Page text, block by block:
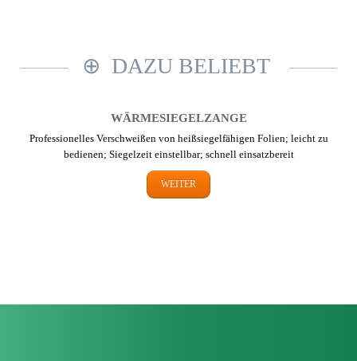
DAZU BELIEBT
WÄRME­SIEGEL­ZANGE
Professionelles Verschweißen von heißsiegelfähigen Folien; leicht zu
bedienen; Siegelzeit einstellbar; schnell einsatzbereit
WEITER